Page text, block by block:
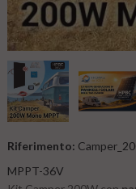
Riferimento:
MPPT-36V